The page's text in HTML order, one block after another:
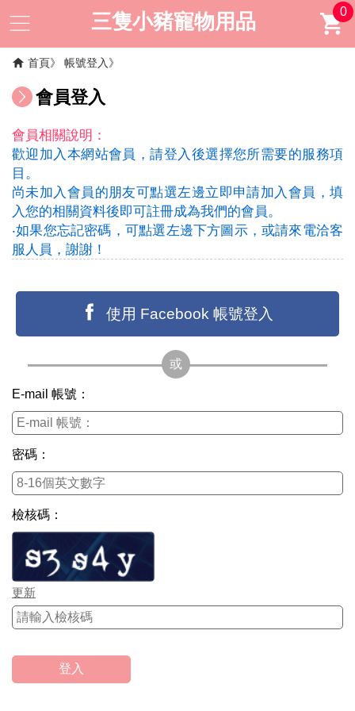
三隻小豬寵物用品 0
首頁 帳號登入
會員登入
會員相關說明：
歡迎加入本網站會員，請登入後選擇您所需要的服務項
目。
尚未加入會員的朋友可點選左邊立即申請加入會員，填
入您的相關資料後即可註冊成為我們的會員。
‧如果您忘記密碼，可點選左邊下方圖示，或請來電洽客
服人員，謝謝！
使用 Facebook 帳號登入
E-mail 帳號：
密碼：
檢核碼：
更新